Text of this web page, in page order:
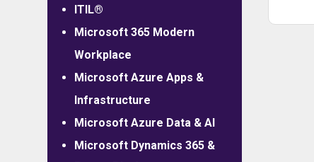
ITIL®
Microsoft 365 Modern
Workplace
Microsoft Azure Apps &
Infrastructure
Microsoft Azure Data & AI
Microsoft Dynamics 365 &